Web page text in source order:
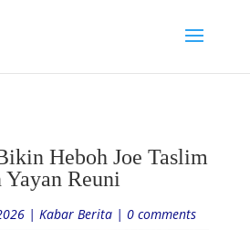
Heboh Joe Taslim
Yayan Reuni
|Kabar Berita |0 comments